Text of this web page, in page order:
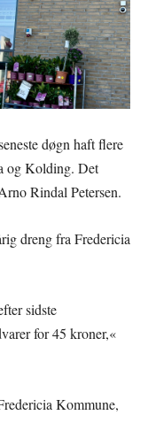
døgn haft flere
og Kolding. Det
Rindal Petersen.
dreng fra Fredericia
sidste
for 45 kroner,«
Kommune,